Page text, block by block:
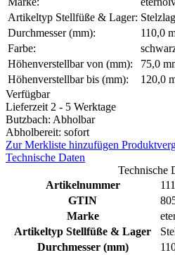
Artikeltyp Stellfüße & Lager:
Durchmesser (mm):
110,0
Farbe:
Höhenverstellbar von (mm):
75,0
Höhenverstellbar bis (mm):
120,0
Verfügbar
Lieferzeit 2 - 5 Werktage
Butzbach: Abholbar
Abholbereit: sofort
Zur Merkliste hinzufügen
Technische Daten
Technische
Artikelnummer
GTIN
Marke
Artikeltyp Stellfüße & Lager
Durchmesser (mm)